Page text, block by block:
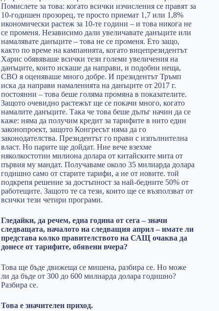
Помислете за това: когато всички изчисления се правят за
10-годишен прозорец, те просто приемат 1,7 или 1,8%
икономически растеж за 10-те години – и това никога не
се променя. Независимо дали увеличавате данъците или
намалявате данъците – това не се променя. Ето защо,
както по време на кампанията, когато вицепрезидентът
Харис обявяваше всички тези големи увеличения на
данъците, които искаше да направи, и подобни неща,
CBO я оценяваше много добре. И президентът Тръмп
иска да направи намаленията на данъците от 2017 г.
постоянни – това беше голяма промяна в показателите.
Защото очевидно растежът ще се покачи много, когато
намалите данъците. Така че това беше дълъг начин да се
каже: няма да получим кредит за тарифите в нито един
законопроект, защото Конгресът няма да го
законодателства. Президентът го прави с изпълнителна
власт. Но парите ще дойдат. Ние вече взехме
няколкостотин милиона долара от китайските мита от
първия му мандат. Получаваме около 35 милиарда долара
годишно само от старите тарифи, а не от новите. той
подкрепя решение за достъпност за най-бедните 50% от
работещите. Защото те са тези, които ще се възползват от
всички тези четири програми.
Гледайки, да речем, една година от сега – значи
следващата, началото на следващия април – имате ли
представа колко правителството на САЩ очаква да
донесе от тарифите, обявени вчера?
Това ще бъде движеща се мишена, разбира се. Но може
ли да бъде от 300 до 600 милиарда долара годишно?
Разбира се.
Това е значителен приход.